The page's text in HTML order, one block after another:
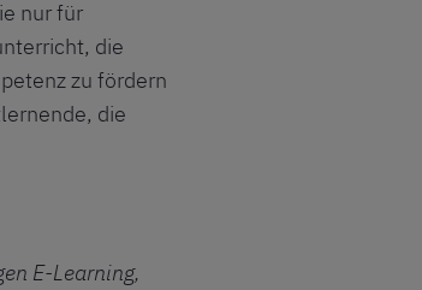
nur für
die
zu fördern
die
E-Learning,